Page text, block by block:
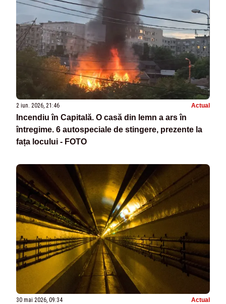
2 iun. 2026, 21:46 Actual
Incendiu în Capitală. O casă din lemn a ars în
întregime. 6 autospeciale de stingere, prezente la
fața locului - FOTO
30 mai 2026, 09:34 Actual